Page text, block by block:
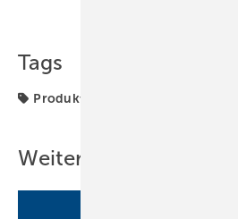
Tags
Produkte
Weitere Inhalte